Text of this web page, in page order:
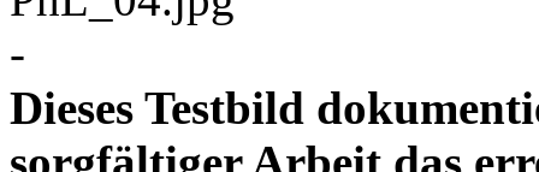
-
Dieses Testbild
sorgfältiger Arbeit das